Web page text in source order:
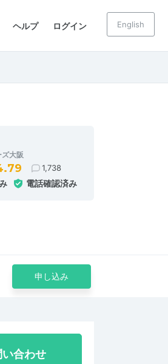
ヘルプ ログイン English
ズ大阪
1,738
電話確認済み
申し込み
合わせ